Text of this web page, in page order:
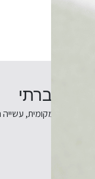
תוצרת מקומית, עשייה